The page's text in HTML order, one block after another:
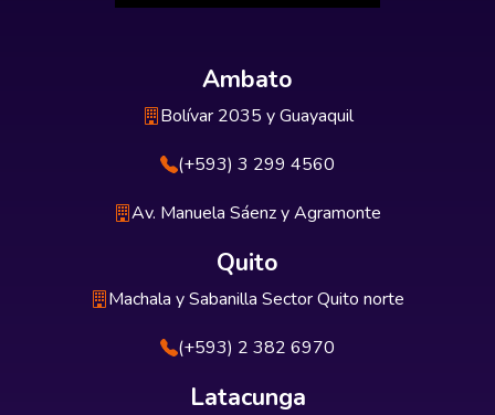
Ambato
Bolívar 2035 y Guayaquil
(+593) 3 299 4560
Av. Manuela Sáenz y Agramonte
Quito
Machala y Sabanilla Sector Quito norte
(+593) 2 382 6970
Latacunga